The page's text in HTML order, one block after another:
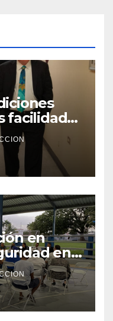
facilidades
la Salud
en
en